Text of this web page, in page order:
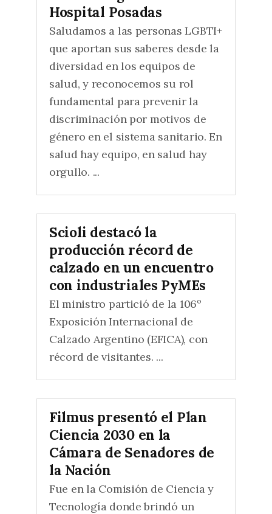
Hospital Posadas
Saludamos a las personas LGBTI+
que aportan sus saberes desde la
diversidad en los equipos de
salud, y reconocemos su rol
fundamental para prevenir la
discriminación por motivos de
género en el sistema sanitario. En
salud hay equipo, en salud hay
orgullo. ...
Scioli destacó la
producción récord de
calzado en un encuentro
con industriales PyMEs
El ministro partició de la 106º
Exposición Internacional de
Calzado Argentino (EFICA), con
récord de visitantes. ...
Filmus presentó el Plan
Ciencia 2030 en la
Cámara de Senadores de
la Nación
Fue en la Comisión de Ciencia y
Tecnología donde brindó un